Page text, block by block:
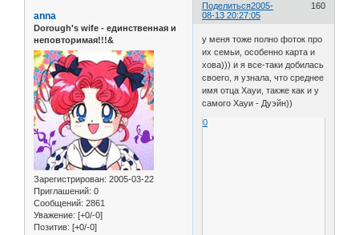
Поделиться 160
2005-
08-13 20:27:05
anna
Dorough's wife - единственная и
неповторимая!!!&
Зарегистрирован: 2005-03-22
Приглашений: 0
Сообщений: 2861
Уважение: [+0/-0]
Позитив: [+0/-0]
у меня тоже полно фоток про
их семьи, особенно карта и
хова))) и я все-таки добилась
своего, я узнала, что среднее
имя отца Хауи, также как и у
самого Хауи - Дуэйн))
0